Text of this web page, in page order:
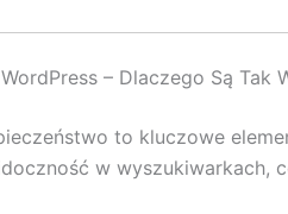
– Dlaczego Są Tak
to kluczowe
w wyszukiwarkach,